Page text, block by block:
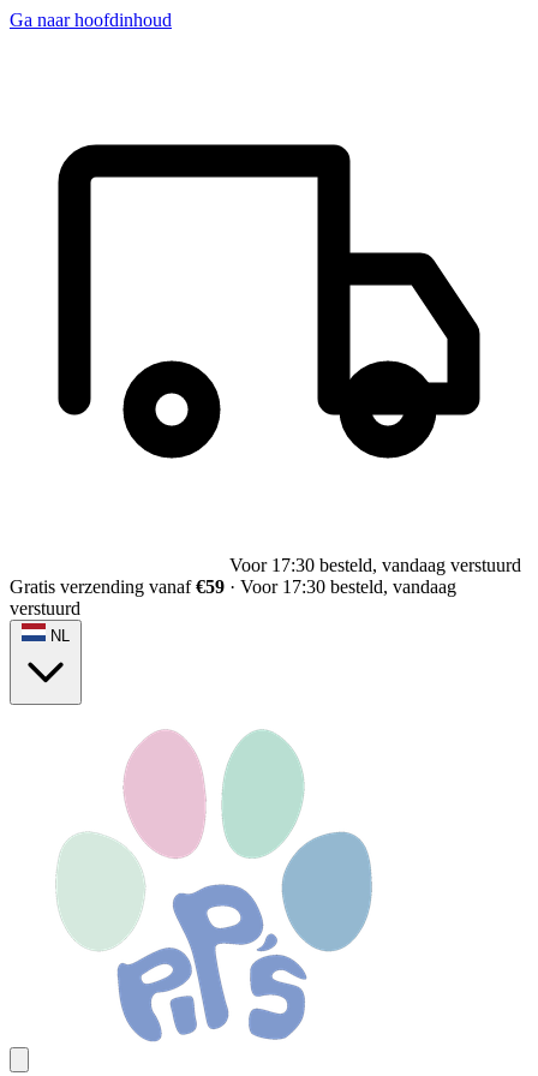
Ga naar hoofdinhoud
Voor 17:30 besteld, vandaag verstuurd
Gratis verzending vanaf€59 · Voor 17:30 besteld, vandaag
verstuurd
NL